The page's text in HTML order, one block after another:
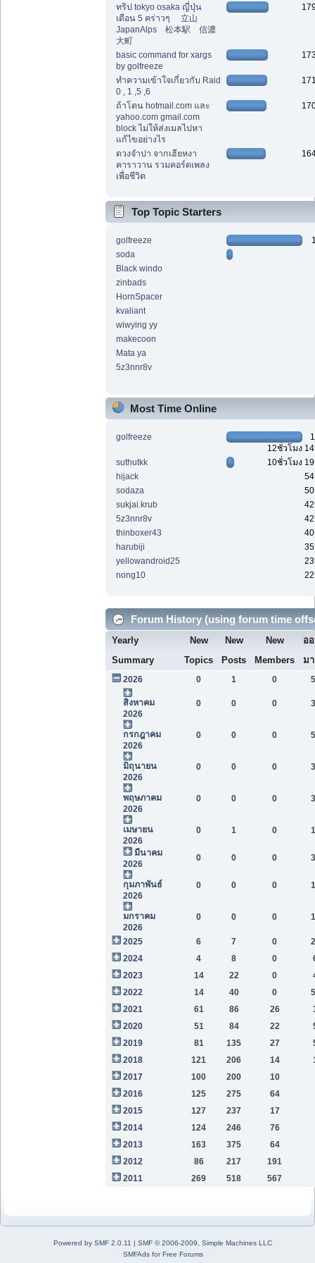
ทริป tokyo osaka ญี่ปุ่น
เดือน 5 คร่าวๆ 立山
JapanAlps 松本駅 信濃
大町
basic command for xargs
by golfreeze
ทำความเข้าใจเกี่ยวกับ Raid
0 , 1 ,5 ,6
ถ้าโดน hotmail.com และ
yahoo.com gmail.com
block ไม่ให้ส่งเมลไปหา
แก้ไขอย่างไร
ดวงจำปา จากเฮียหงา
คาราวาน รวมคอร์ดเพลง
เพื่อชีวิต
Top Topic Starters
golfreeze
soda
Black windo
zinbads
HornSpacer
kvaliant
wiwying yy
makecoon
Mata ya
5z3nnr8v
Most Time Online
golfreeze
12ชั่วโมง
suthutkk
10ชั่วโมง
hijack
sodaza
sukjai.krub
5z3nnr8v
thinboxer43
harubiji
yellowandroid25
nong10
Forum History (using forum time
Yearly
Summary
New
Topics
New
Posts
New
Members
อ
ม
2026 0 1 0
สิงหาคม
2026
0 0 0
กรกฎาคม
2026
0 0 0
มิถุนายน
2026
0 0 0
พฤษภาคม
2026
0 0 0
เมษายน
2026
0 1 0
มีนาคม
2026
0 0 0
กุมภาพันธ์
2026
0 0 0
มกราคม
2026
0 0 0
2025 6 7 0
2024
4 8 0
2023
14 22 0
2022
14 40 0
2021
61 86 26
2020
51 84 22
2019
81 135 27
2018
121 206 14
2017
100 200
10
2016
125 275
64
2015
127 237
17
2014
124 246
76
2013
163 375
64
2012
86 217
191
2011
269 518 567
Powered by SMF 2.0.11 | SMF © 2006-2009, Simple Machines LLC
SMFAdsforFree Forums